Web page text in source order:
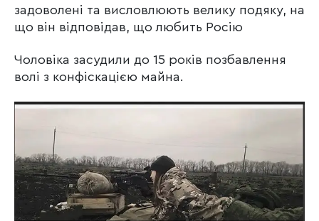
задоволені та висловлюють велику подяку, на
що він відповідав, що любить Росію
Чоловіка засудили до 15 років позбавлення
волі з конфіскацією майна.